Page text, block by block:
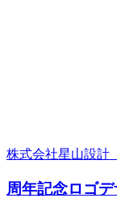
株式会社星山設
周年記念ロゴ